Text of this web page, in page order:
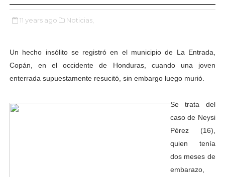
11 years ago Noticias,
Un hecho insólito se registró en el municipio de La Entrada,
Copán, en el occidente de Honduras, cuando una joven
enterrada supuestamente resucitó, sin embargo luego murió.
Se trata del
caso de Neysi
Pérez (16),
quien tenía
dos meses de
embarazo,